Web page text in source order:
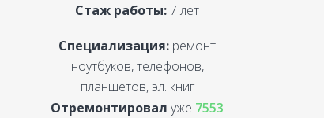
Стаж работы:7 лет
Специализация: ремонт
ноутбуков, телефонов,
планшетов, эл. книг
Отремонтировалуже 7553